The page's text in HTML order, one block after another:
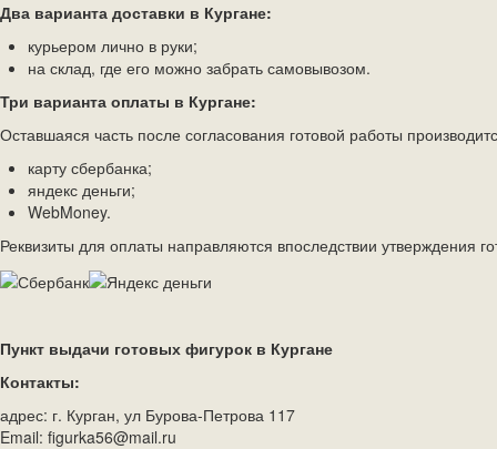
Два варианта доставки в Кургане:
курьером лично в руки;
на склад, где его можно забрать самовывозом.
Три варианта оплаты в Кургане:
Оставшаяся часть после согласования готовой работы
карту сбербанка;
яндекс деньги;
WebMoney.
Реквизиты для оплаты направляются впоследствии утверждения
Пункт выдачи готовых фигурок в Кургане
Контакты:
адрес: г. Курган, ул Бурова-Петрова 117
Email: figurka56@mail.ru